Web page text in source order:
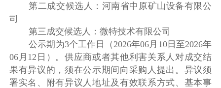
第二成交候选人：河南省中原矿山设备有限公
司
第三成交候选人：微特技术有限公司
公示期为3个工作日（2026年06月10日至2026年
06月12日）。供应商或者其他利害关系人对成交结
果有异议的，须在公示期间向采购人提出。异议须
署实名、附有异议人地址及有效联系方式、基本事